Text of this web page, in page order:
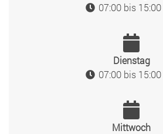
07:00 bis
Dienstag
07:00 bis
Mittwoch